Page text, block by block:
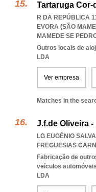
Tartaruga Cor-
R DA REPÚBLICA
EVORA (SÃO
MAMEDE SE
Outros locais de
LDA
Ver empresa
Matches in the
J.f.de Oliveira
LG EUGÉNIO
FREGUESIAS
Fabricação de
veículos automóveis
LDA